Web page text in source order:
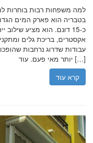
למה משפחות רבות בוחרות
בטבריה הוא פארק המים
כ-15 דונם. הוא מציע
עבודות שדרוג נרחבות
יותר מאי פעם. עוד […]
קרא עוד